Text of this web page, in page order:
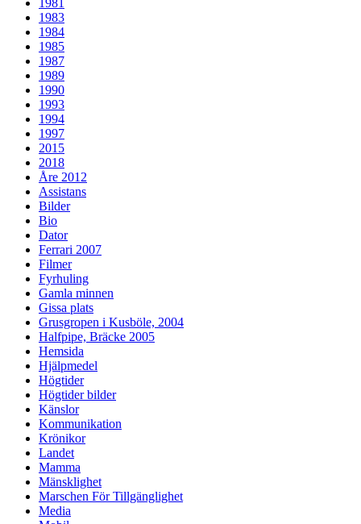
1983
1984
1985
1987
1989
1990
1993
1994
1997
2015
2018
Åre 2012
Assistans
Bilder
Bio
Dator
Ferrari 2007
Filmer
Fyrhuling
Gamla minnen
Gissa plats
Grusgropen i Kusböle, 2004
Halfpipe, Bräcke 2005
Hemsida
Hjälpmedel
Högtider
Högtider bilder
Känslor
Kommunikation
Krönikor
Landet
Mamma
Mänsklighet
Marschen För Tillgänglighet
Media